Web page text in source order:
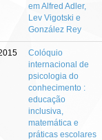
em Alfred Adler,
Lev Vigotski e
González Rey
Colóquio
internacional de
psicologia do
conhecimento :
educação
inclusiva,
matemática e
práticas escolares